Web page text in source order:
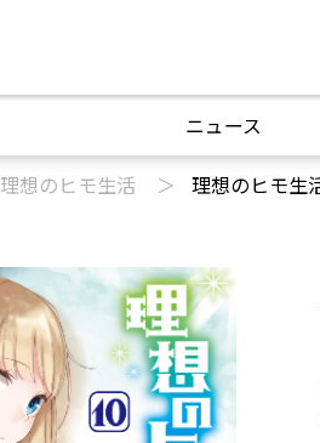
ニュース
理想のヒモ生活 理想のヒモ